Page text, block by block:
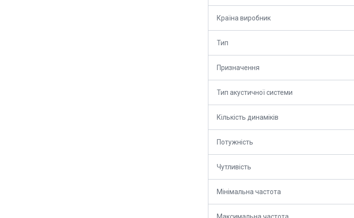
Країна виробник
Тип
Призначення
Тип акустичної системи
Кількість динаміків
Потужність
Чутливість
Мінімальна частота